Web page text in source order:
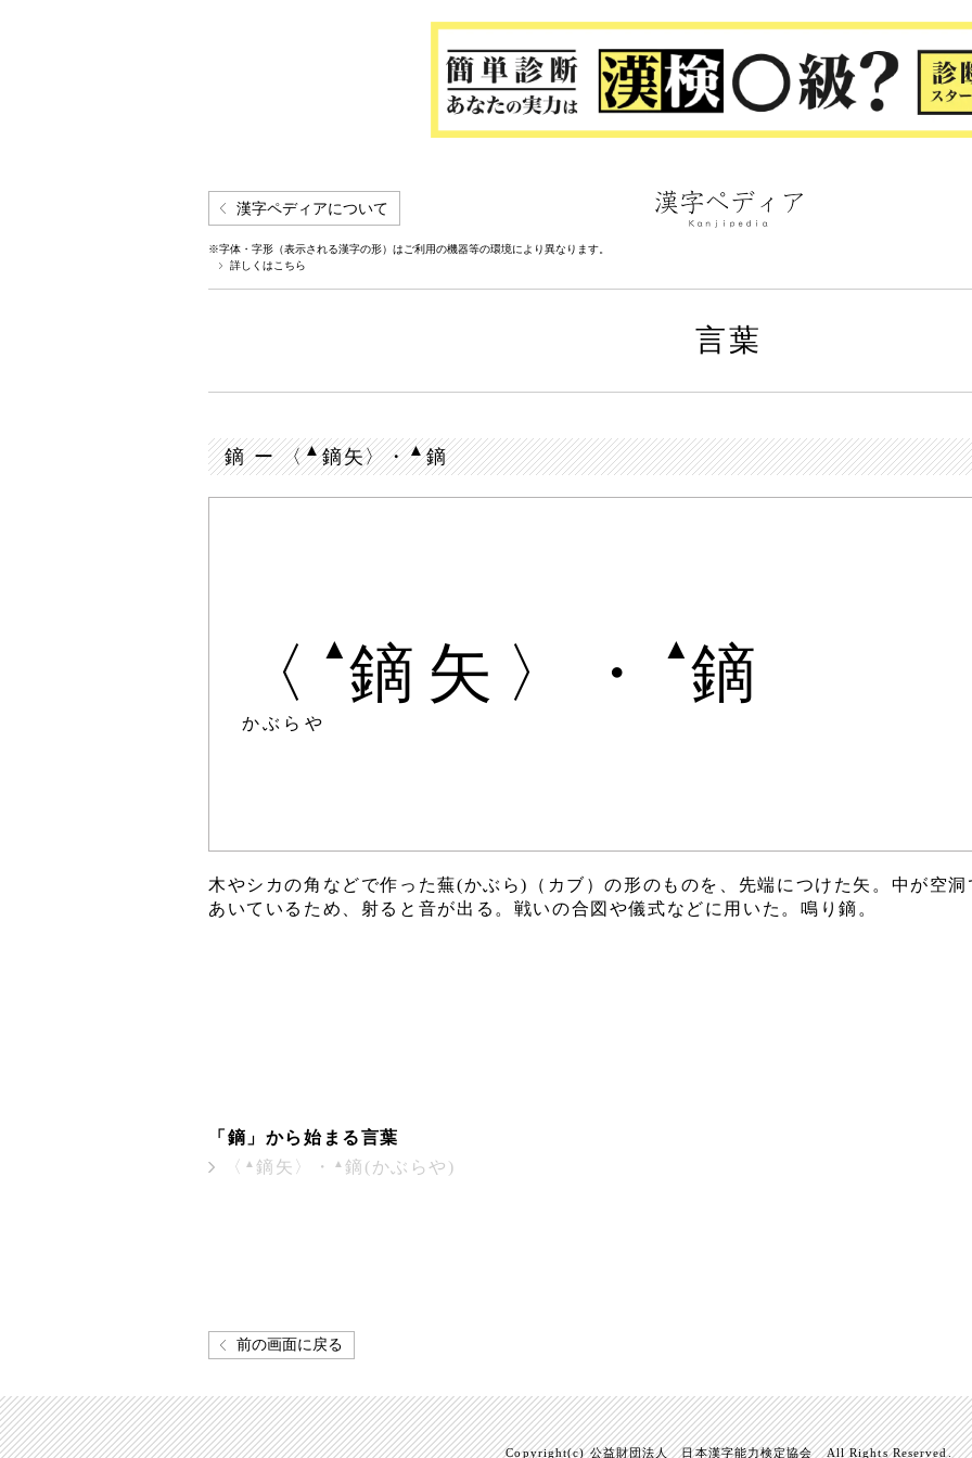
漢字ペディアについて
※字体・字形（表示される漢字の形）はご利用の機器等の環境により異なります。
詳しくはこちら
言葉
鏑 ー 〈▲鏑矢〉・▲鏑
〈 ▲ 鏑矢〉・ ▲ 鏑
かぶらや
木やシカの角などで作った蕪(かぶら)（カブ）の形のものを、先端につけた矢。中が空洞
あいているため、射ると音が出る。戦いの合図や儀式などに用いた。鳴り鏑。
「鏑」から始まる言葉
〈
▲鏑矢〉・ ▲鏑(かぶらや)
前の画面に戻る
Copyright(c) 公益財団法人 日本漢字能力検定協会 All Rights Reserved.